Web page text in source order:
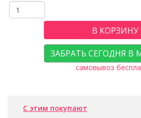
В КОРЗИНУ
ЗАБРАТЬ СЕГОДНЯ В
самовывоз
С этим покупают